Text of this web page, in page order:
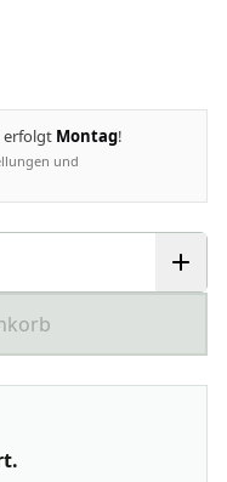
erfolgt Montag!
und